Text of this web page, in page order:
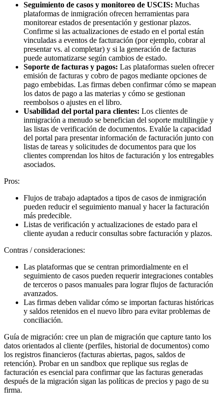
Seguimiento de casos y monitoreo de USCIS: Muchas
plataformas de inmigración ofrecen herramientas para
monitorear estados de presentación y gestionar plazos.
Confirme si las actualizaciones de estado en el portal están
vinculadas a eventos de facturación (por ejemplo, cobrar al
presentar vs. al completar) y si la generación de facturas
puede automatizarse según cambios de estado.
Soporte de facturas y pagos: Las plataformas suelen ofrecer
emisión de facturas y cobro de pagos mediante opciones de
pago embebidas. Las firmas deben confirmar cómo se mapean
los datos de pago a las materias y cómo se gestionan
reembolsos o ajustes en el libro.
Usabilidad del portal para clientes: Los clientes de
inmigración a menudo se benefician del soporte multilingüe y
las listas de verificación de documentos. Evalúe la capacidad
del portal para presentar información de facturación junto con
listas de tareas y solicitudes de documentos para que los
clientes comprendan los hitos de facturación y los entregables
asociados.
Pros:
Flujos de trabajo adaptados a tipos de casos de inmigración
pueden reducir el seguimiento manual y hacer la facturación
más predecible.
Listas de verificación y actualizaciones de estado para el
cliente ayudan a reducir consultas sobre facturación y plazos.
Contras / consideraciones:
Las plataformas que se centran primordialmente en el
seguimiento de casos pueden requerir integraciones contables
de terceros o pasos manuales para lograr flujos de facturación
avanzados.
Las firmas deben validar cómo se importan facturas históricas
y saldos retenidos en el nuevo libro para evitar problemas de
conciliación.
Guía de migración: cree un plan de migración que capture tanto los
datos orientados al cliente (perfiles, historial de documentos) como
los registros financieros (facturas abiertas, pagos, saldos de
retención). Probar en un sandbox que replique sus reglas de
facturación es esencial para confirmar que las facturas generadas
después de la migración sigan las políticas de precios y pago de su
firma.